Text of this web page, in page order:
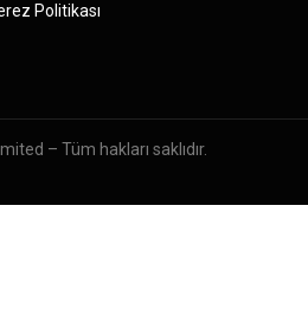
Politikası
– Tüm hakları saklıdır.